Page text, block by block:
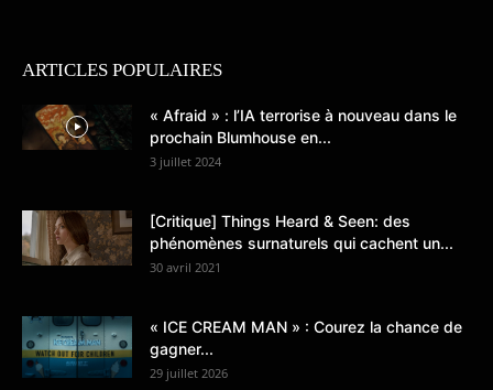
ARTICLES POPULAIRES
« Afraid » : l’IA terrorise à nouveau dans le
prochain Blumhouse en...
3 juillet 2024
[Critique] Things Heard & Seen: des
phénomènes surnaturels qui cachent un...
30 avril 2021
« ICE CREAM MAN » : Courez la chance de
gagner...
29 juillet 2026